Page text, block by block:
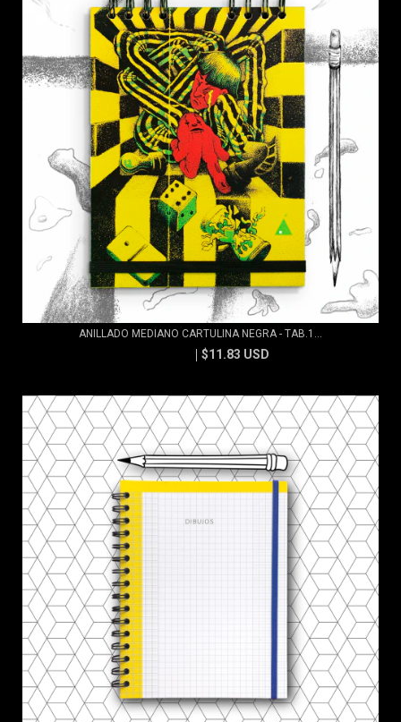
ANILLADO MEDIANO CARTULINA NEGRA - TAB.1...
$11.83 USD